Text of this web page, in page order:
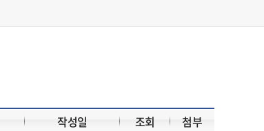
작성일 조회 첨부